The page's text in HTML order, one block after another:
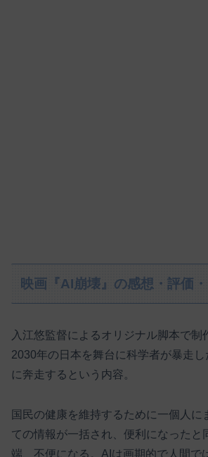
映画『AI崩壊』の感想・評価
入江悠監督によるオリジナル脚本で制
2030年の日本を舞台に科学者が暴走
に奔走するという内容。
国民の健康を維持するために一個人に
ての情報が一括され、便利になったと
端、不便になる。AIは画期的で人間で